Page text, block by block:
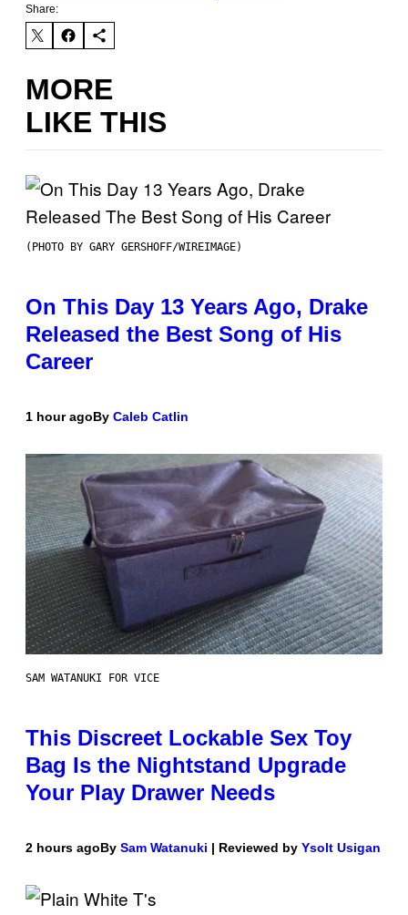
Share:
MORE
LIKE THIS
(PHOTO BY GARY GERSHOFF/WIREIMAGE)
On This Day 13 Years Ago, Drake
Released the Best Song of His
Career
1 hour agoBy Caleb Catlin
SAM WATANUKI FOR VICE
This Discreet Lockable Sex Toy
Bag Is the Nightstand Upgrade
Your Play Drawer Needs
2 hours agoBy Sam Watanuki | Reviewed by Ysolt Usigan